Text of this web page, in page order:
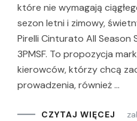
które nie wymagają
sezon letni i zimowy,
Pirelli Cinturato All Season
3PMSF. To propozycja
kierowców, którzy chcą
prowadzenia, również …
CZYTAJ WIĘCEJ